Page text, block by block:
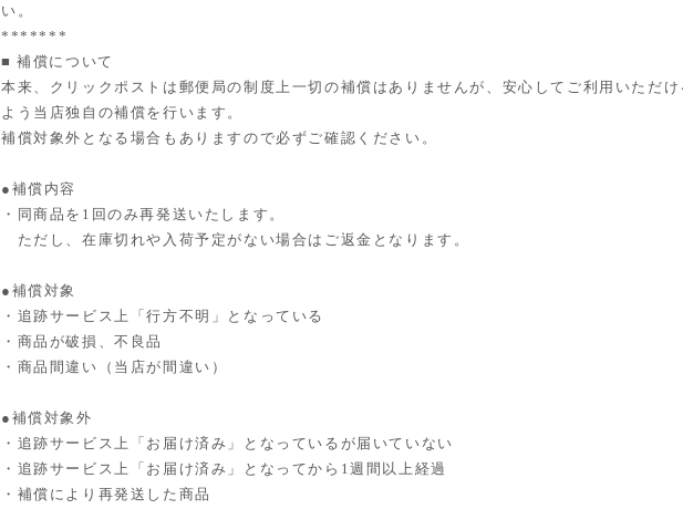
い。
*******
■ 補償について
本来、クリックポストは郵便局の制度上一切の補償はありませんが、安心してご利用いただけ
よう当店独自の補償を行います。
補償対象外となる場合もありますので必ずご確認ください。
●補償内容
・同商品を1回のみ再発送いたします。
ただし、在庫切れや入荷予定がない場合はご返金となります。
●補償対象
・追跡サービス上「行方不明」となっている
・商品が破損、不良品
・商品間違い（当店が間違い）
●補償対象外
・追跡サービス上「お届け済み」となっているが届いていない
・追跡サービス上「お届け済み」となってから1週間以上経過
・補償により再発送した商品